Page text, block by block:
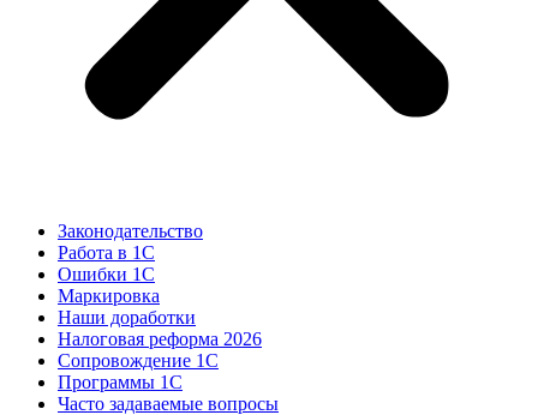
Законодательство
Работа в 1С
Ошибки 1С
Маркировка
Наши доработки
Налоговая реформа 2026
Сопровождение 1С
Программы 1С
Часто задаваемые вопросы